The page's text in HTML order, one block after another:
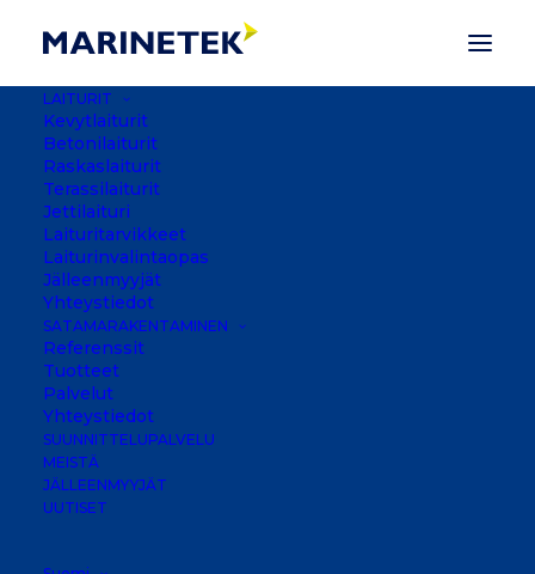
LAITURIT
Kevytlaiturit
Betonilaiturit
Raskaslaiturit
Terassilaiturit
Jettilaituri
Laituritarvikkeet
Laiturinvalintaopas
Jälleenmyyjät
Yhteystiedot
SATAMARAKENTAMINEN
Referenssit
Tuotteet
Palvelut
Yhteystiedot
SUUNNITTELUPALVELU
MEISTÄ
JÄLLEENMYYJÄT
UUTISET
ROYAL HONG KONG
YACHT CLUB